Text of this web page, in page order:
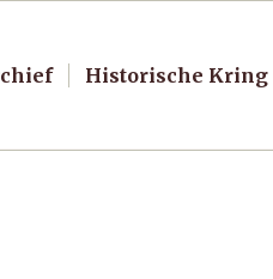
Historische Kring